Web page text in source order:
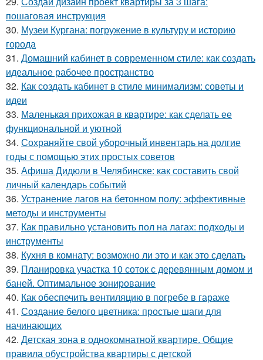
пошаговая инструкция
30. Музеи Кургана: погружение в культуру и историю
города
31. Домашний кабинет в современном стиле: как создать
идеальное рабочее пространство
32. Как создать кабинет в стиле минимализм: советы и
идеи
33. Маленькая прихожая в квартире: как сделать ее
функциональной и уютной
34. Сохраняйте свой уборочный инвентарь на долгие
годы с помощью этих простых советов
35. Афиша Дидюли в Челябинске: как составить свой
личный календарь событий
36. Устранение лагов на бетонном полу: эффективные
методы и инструменты
37. Как правильно установить пол на лагах: подходы и
инструменты
38. Кухня в комнату: возможно ли это и как это сделать
39. Планировка участка 10 соток с деревянным домом и
баней. Оптимальное зонирование
40. Как обеспечить вентиляцию в погребе в гараже
41. Создание белого цветника: простые шаги для
начинающих
42. Детская зона в однокомнатной квартире. Общие
правила обустройства квартиры с детской